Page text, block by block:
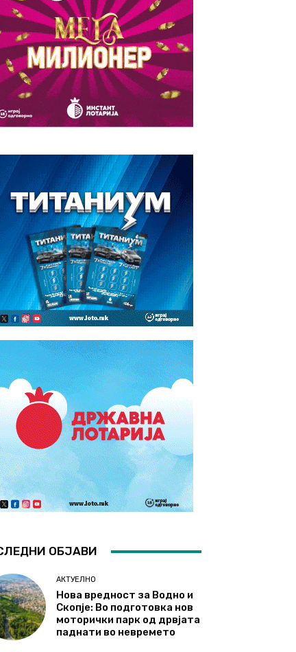
ОБЈАВИ
АКТУЕЛНО
Нова вредност за Водно и
Скопје: Во подготовка нов
моторички парк од дрвјата
паднати во невремето